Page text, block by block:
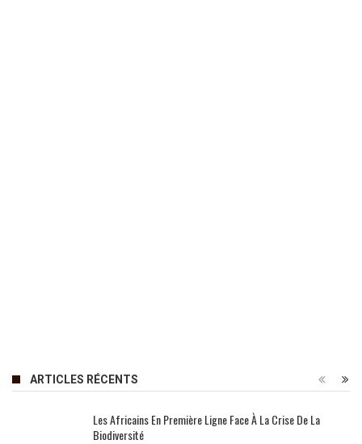
ARTICLES RÉCENTS
Les Africains En Première Ligne Face À La Crise De La
Biodiversité